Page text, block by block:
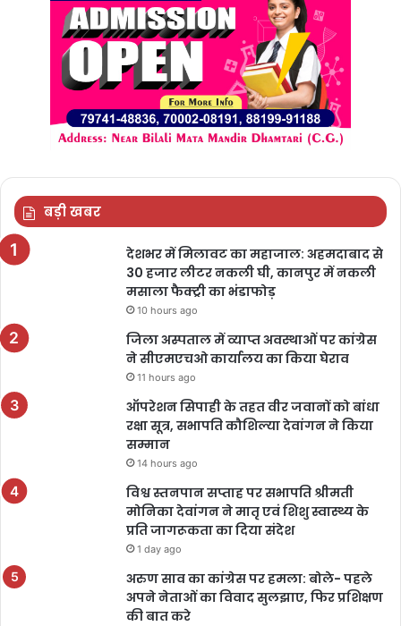
बड़ी खबर
देशभर में मिलावट का महाजाल: अहमदाबाद से
30 हजार लीटर नकली घी, कानपुर में नकली
मसाला फैक्ट्री का भंडाफोड़
10 hours ago
जिला अस्पताल में व्याप्त अवस्थाओं पर कांग्रेस
ने सीएमएचओ कार्यालय का किया घेराव
11 hours ago
ऑपरेशन सिपाही के तहत वीर जवानों को बांधा
रक्षा सूत्र, सभापति कौशिल्या देवांगन ने किया
सम्मान
14 hours ago
विश्व स्तनपान सप्ताह पर सभापति श्रीमती
मोनिका देवांगन ने मातृ एवं शिशु स्वास्थ्य के
प्रति जागरूकता का दिया संदेश
1 day ago
अरुण साव का कांग्रेस पर हमला: बोले- पहले
अपने नेताओं का विवाद सुलझाए, फिर प्रशिक्षण
की बात करे